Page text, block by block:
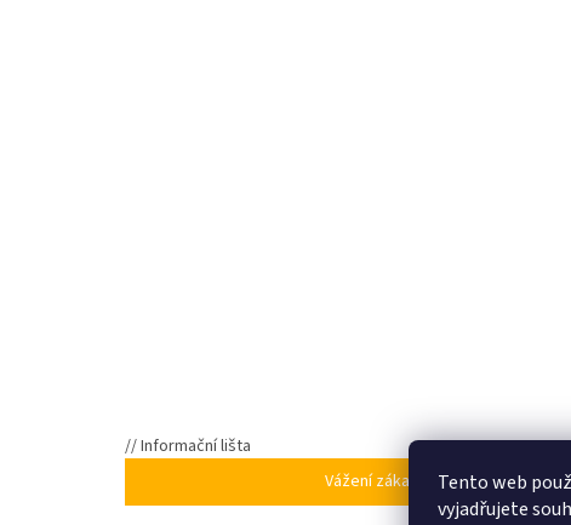
Tento web
vyjadřujete
// Informační lišta
Vážení zákazníci, ve dnech 5.8.